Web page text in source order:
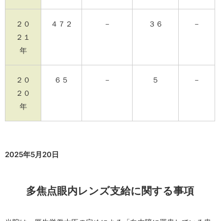
２０
２１
年
４７２ － ３６ －
２０
２０
年
６５ － ５ －
2025年5月20日
多焦点眼内レンズ支給に関する事項